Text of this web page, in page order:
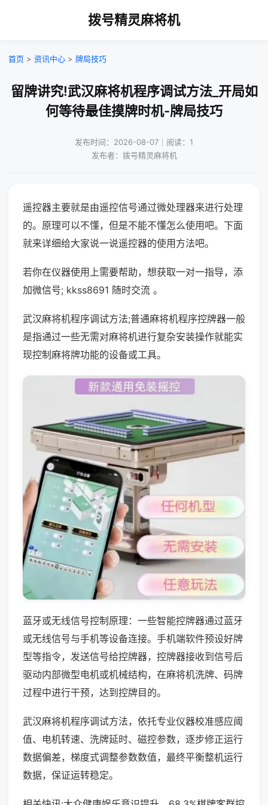
拨号精灵麻将机
首页 > 资讯中心 > 牌局技巧
留牌讲究!武汉麻将机程序调试方法_开局如
何等待最佳摸牌时机-牌局技巧
发布时间：2026-08-07｜阅读：1
发布者：拨号精灵麻将机
遥控器主要就是由遥控信号通过微处理器来进行处理
的。原理可以不懂，但是不能不懂怎么使用吧。下面
就来详细给大家说一说遥控器的使用方法吧。
若你在仪器使用上需要帮助，想获取一对一指导，添
加微信号; kkss8691 随时交流 。
武汉麻将机程序调试方法;普通麻将机程序控牌器一般
是指通过一些无需对麻将机进行复杂安装操作就能实
现控制麻将牌功能的设备或工具。
蓝牙或无线信号控制原理：一些智能控牌器通过蓝牙
或无线信号与手机等设备连接。手机端软件预设好牌
型等指令，发送信号给控牌器，控牌器接收到信号后
驱动内部微型电机或机械结构，在麻将机洗牌、码牌
过程中进行干预，达到控牌目的。
武汉麻将机程序调试方法，依托专业仪器校准感应阈
值、电机转速、洗牌延时、磁控参数，逐步修正运行
数据偏差，梯度式调整参数数值，最终平衡整机运行
数据，保证运转稳定。